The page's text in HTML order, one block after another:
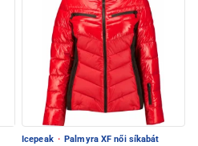
Icepeak · Palmyra XF női síkabát